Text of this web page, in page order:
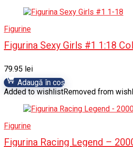
Figurine
Figurina Sexy Girls #1 1:18
79.95 lei
Adaugă în coș
Added to wishlistRemoved from
Figurine
Figurina Racing Legend –